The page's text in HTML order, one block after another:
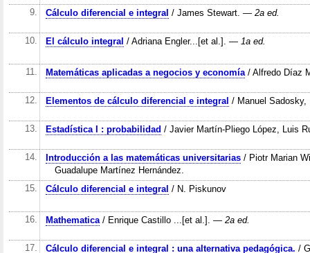
9.
Cálculo diferencial e integral / James Stewart. — 2a ed.
10. El cálculo integral / Adriana Engler...[et al.]. — 1a ed.
11. Matemáticas aplicadas a negocios y economía/ Alfredo Díaz
12. Elementos de cálculo diferencial e integral / Manuel Sadosky,
13. Estadística I : probabilidad / Javier Martín-Pliego López, Luis
14. Introducción a las matemáticas universitarias/ Piotr Marian
Guadalupe Martínez Hernández.
15.
Cálculo diferencial e integral / N. Piskunov
16. Mathematica/ Enrique Castillo ...[et al.]. — 2a ed.
17. Cálculo diferencial e integral : una alternativa pedagógica. /